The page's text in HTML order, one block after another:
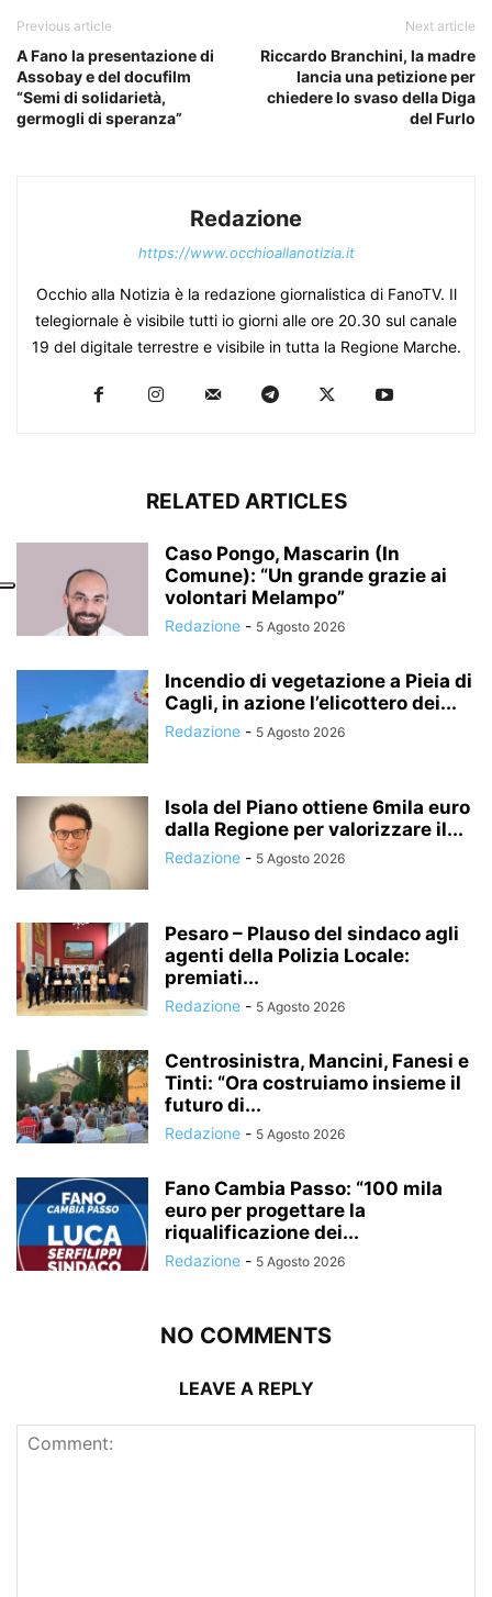
Previous article
A Fano la presentazione di
Assobay e del docufilm
“Semi di solidarietà,
germogli di speranza”
Next article
Riccardo Branchini, la madre
lancia una petizione per
chiedere lo svaso della Diga
del Furlo
Redazione
https://www.occhioallanotizia.it
Occhio alla Notizia è la redazione giornalistica di FanoTV. Il
telegiornale è visibile tutti io giorni alle ore 20.30 sul canale
19 del digitale terrestre e visibile in tutta la Regione Marche.
RELATED ARTICLES
Caso Pongo, Mascarin (In
Comune): “Un grande grazie ai
volontari Melampo”
Redazione - 5 Agosto 2026
Incendio di vegetazione a Pieia di
Cagli, in azione l’elicottero dei...
Redazione - 5 Agosto 2026
Isola del Piano ottiene 6mila euro
dalla Regione per valorizzare il...
Redazione - 5 Agosto 2026
Pesaro – Plauso del sindaco agli
agenti della Polizia Locale:
premiati...
Redazione - 5 Agosto 2026
Centrosinistra, Mancini, Fanesi e
Tinti: “Ora costruiamo insieme il
futuro di...
Redazione - 5 Agosto 2026
Fano Cambia Passo: “100 mila
euro per progettare la
riqualificazione dei...
Redazione - 5 Agosto 2026
NO COMMENTS
LEAVE A REPLY